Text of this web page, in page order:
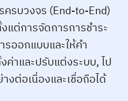
ครบวงจร (End-to-End)
ต่การจัดการการชำระ
รออกแบบและให้คำ
ค่าและปรับแต่งระบบ, ไป
งต่อเนื่องและเชื่อถือได้